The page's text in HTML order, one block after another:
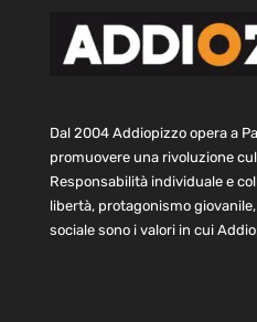
Dal 2004 Addiopizzo opera a
promuovere una rivoluzione
Responsabilità individuale e
libertà, protagonismo
sociale sono i valori in cui